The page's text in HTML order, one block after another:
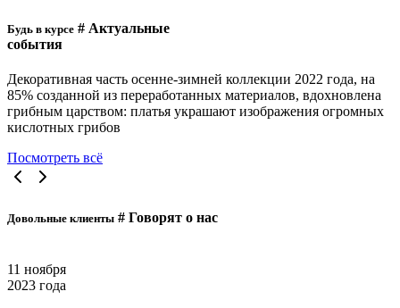
Будь в курсе # Актуальные
события
Декоративная часть осенне-зимней коллекции 2022 года, на
85% созданной из переработанных материалов, вдохновлена
грибным царством: платья украшают изображения огромных
кислотных грибов
Посмотреть всё
Довольные клиенты # Говорят о нас
11 ноября
2023 года